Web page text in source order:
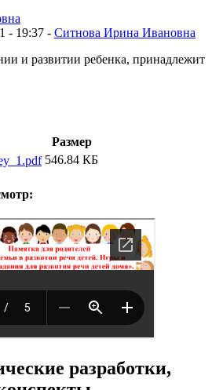
- 19:37 - Ситнова Ирина Ивановна
и развитии ребенка, принадлежит
Размер
546.84 КБ
разработки,